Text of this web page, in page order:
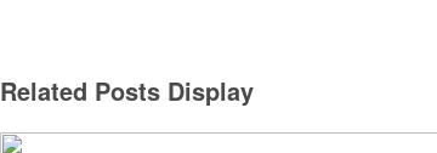
Related Posts Display